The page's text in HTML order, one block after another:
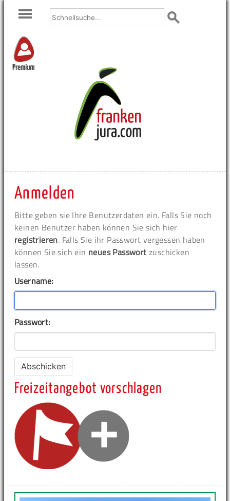
Premium
Anmelden
Bitte geben sie Ihre Benutzerdaten ein. Falls Sie noch
keinen Benutzer haben können Sie sich hier
registrieren. Falls Sie ihr Passwort vergessen haben
können Sie sich ein neues Passwort zuschicken
lassen.
Username:
Passwort:
Freizeitangebot vorschlagen